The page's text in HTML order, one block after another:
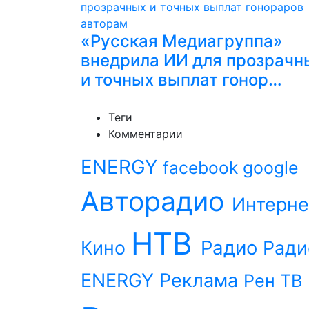
«Русская Медиагруппа»
внедрила ИИ для
и точных выплат гонор…
Теги
Комментарии
ENERGY facebook google
Авторадио
Кино НТВ Радио
ENERGY Реклама Рен ТВ